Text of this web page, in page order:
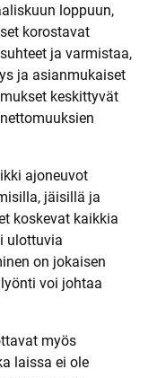
loppuun,
korostavat
ja varmistaa,
ja asianmukaiset
keskittyvät
ajoneuvot
jäisillä ja
koskevat kaikkia
ulottuvia
on jokaisen
voi johtaa
myös
laissa ei ole